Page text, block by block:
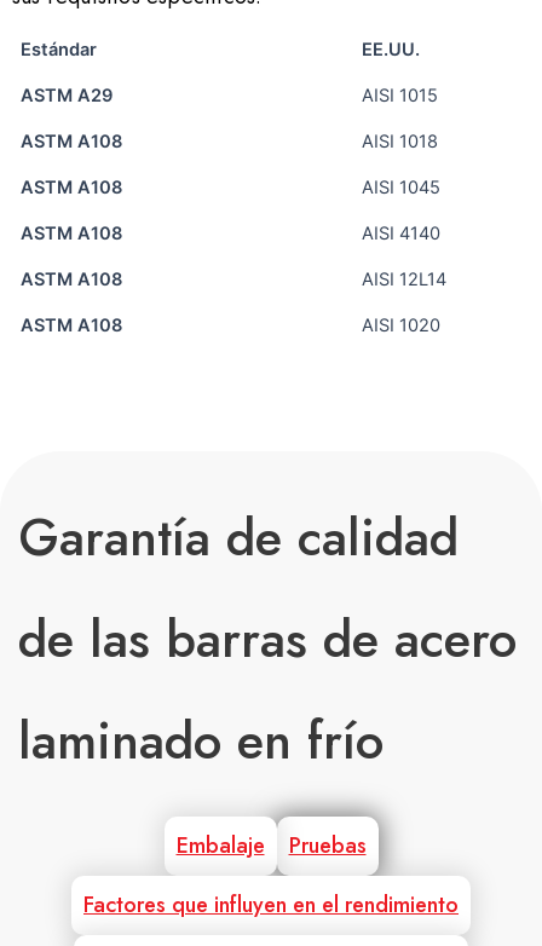
Estándar EE.UU.
ASTM A29 AISI 1015
ASTM A108 AISI 1018
ASTM A108 AISI 1045
ASTM A108 AISI 4140
ASTM A108 AISI 12L14
ASTM A108 AISI 1020
Garantía de calidad
de las barras de acero
laminado en frío
Pruebas
Embalaje
Factores que influyen en el rendimiento